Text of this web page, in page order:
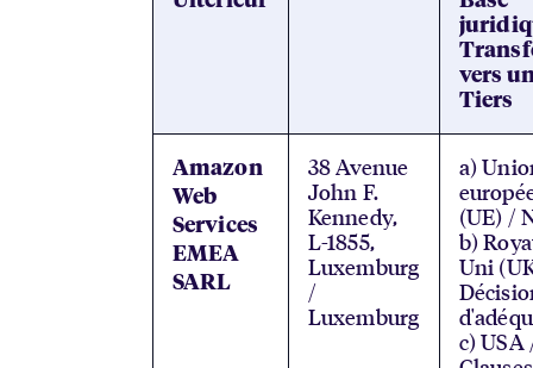
vers
Tiers
Amazon
Web
Services
EMEA
SARL
38 Avenue
John F.
Kennedy,
L-1855,
Luxemburg
/
Luxemburg
a)
(UE) /
b)
Uni
c) USA